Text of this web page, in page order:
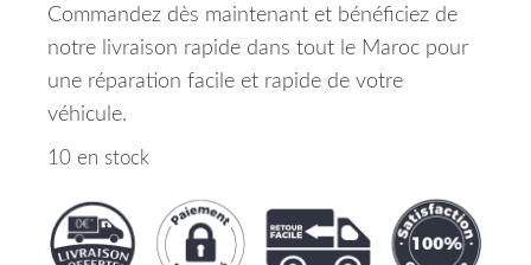
Commandez dès maintenant et bénéficiez de
notre livraison rapide dans tout le Maroc pour
une réparation facile et rapide de votre
véhicule.
10 en stock